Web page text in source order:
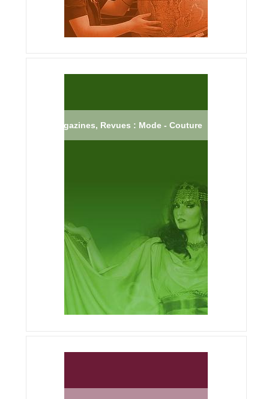
Magazines, Revues : Mode - Couture